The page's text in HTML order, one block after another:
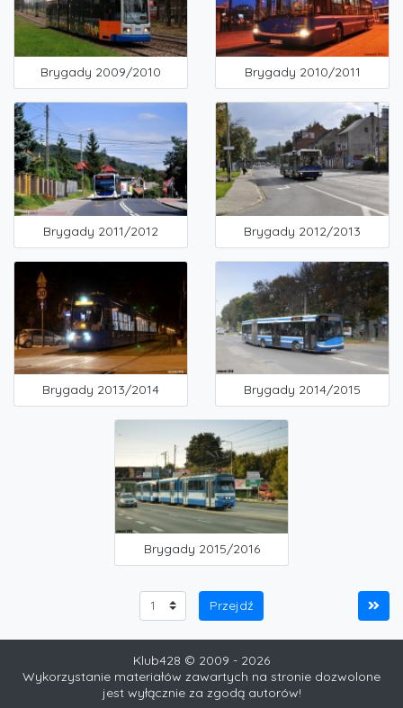
Brygady 2009/2010 Brygady 2010/2011
Brygady 2011/2012 Brygady 2012/2013
Brygady 2013/2014 Brygady 2014/2015
Brygady 2015/2016
Klub428 © 2009 - 2026
Wykorzystanie materiałów zawartych na stronie dozwolone
jest wyłącznie za zgodą autorów!